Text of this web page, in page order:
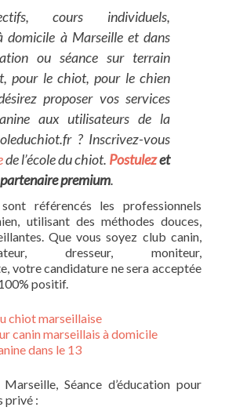
cours individuels,
domicile à Marseille et dans
ou séance sur terrain
pour le chiot, pour le chien
proposer vos services
aux utilisateurs de la
? Inscrivez-vous
de l’école du chiot. Postulezet
premium.
référencés les professionnels
utilisant des méthodes douces,
Que vous soyez club canin,
dresseur, moniteur,
votre candidature ne sera acceptée
positif.
chiot marseillaise
canin marseillais à domicile
dans le 13
Séance d’éducation pour
privé :